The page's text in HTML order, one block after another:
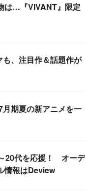
は…『VIVANT』限定
、注目作＆話題作が
月期夏の新アニメを一
20代を応援！ オーデ
情報はDeview